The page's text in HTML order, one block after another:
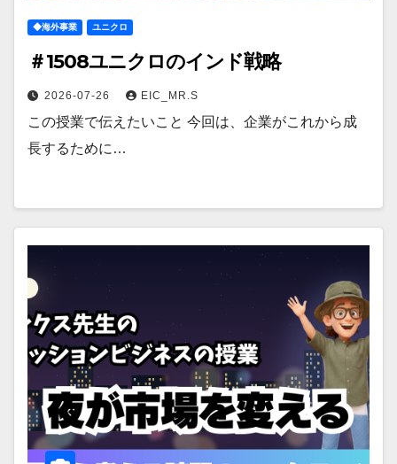
◆海外事業 ユニクロ
＃1508ユニクロのインド戦略
2026-07-26 EIC_MR.S
この授業で伝えたいこと 今回は、企業がこれから成
長するために…